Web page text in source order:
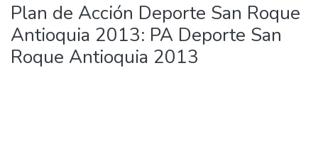
Plan de Acción Deporte San Roque
Antioquia 2013: PA Deporte San
Roque Antioquia 2013